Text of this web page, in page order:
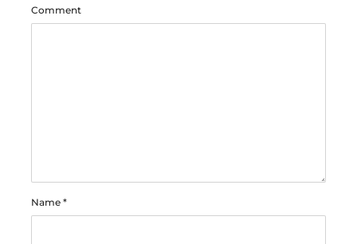
Comment
Name *